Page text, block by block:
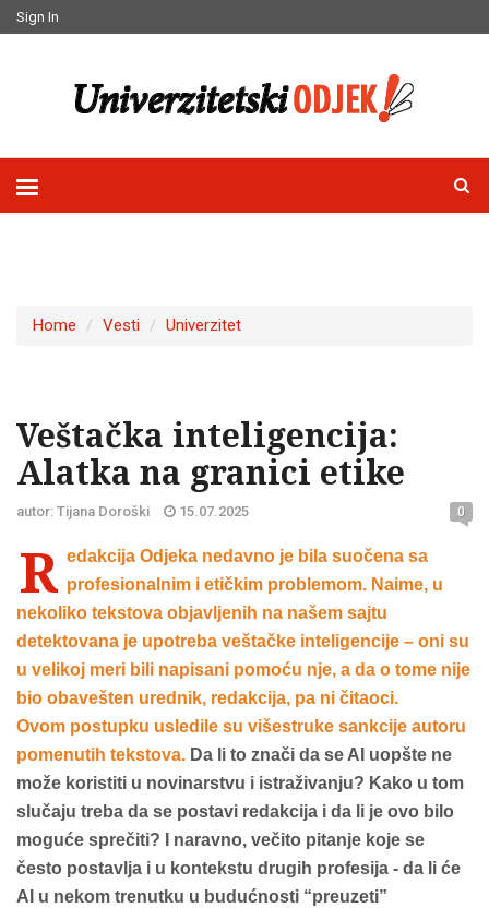
Sign In
Home Vesti Univerzitet
Veštačka inteligencija:
Alatka na granici etike
autor: Tijana Doroški 15.07.2025 0
R edakcija Odjeka nedavno je bila suočena sa
profesionalnim i etičkim problemom. Naime, u
nekoliko tekstova objavljenih na našem sajtu
detektovana je upotreba veštačke inteligencije – oni su
u velikoj meri bili napisani pomoću nje, a da o tome nije
bio obavešten urednik, redakcija, pa ni čitaoci.
Ovom postupku usledile su višestruke sankcije autoru
pomenutih tekstova. Da li to znači da se AI uopšte ne
može koristiti u novinarstvu i istraživanju? Kako u tom
slučaju treba da se postavi redakcija i da li je ovo bilo
moguće sprečiti? I naravno, večito pitanje koje se
često postavlja i u kontekstu drugih profesija - da li će
AI u nekom trenutku u budućnosti “preuzeti”